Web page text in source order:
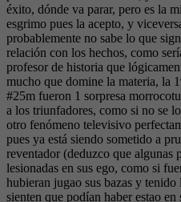
éxito, dónde va parar, pero es la
esgrimo pues la acepto, y
probablemente no sabe lo que
relación con los hechos, como
profesor de historia que
mucho que domine la materia, la
#25m fueron 1 sorpresa
a los triunfadores, como si no se
otro fenómeno televisivo
pues ya está siendo sometido a
reventador (deduzco que algunas
lesionadas en sus ego, como si
hubieran jugao sus bazas y
sienten que podían haber estao